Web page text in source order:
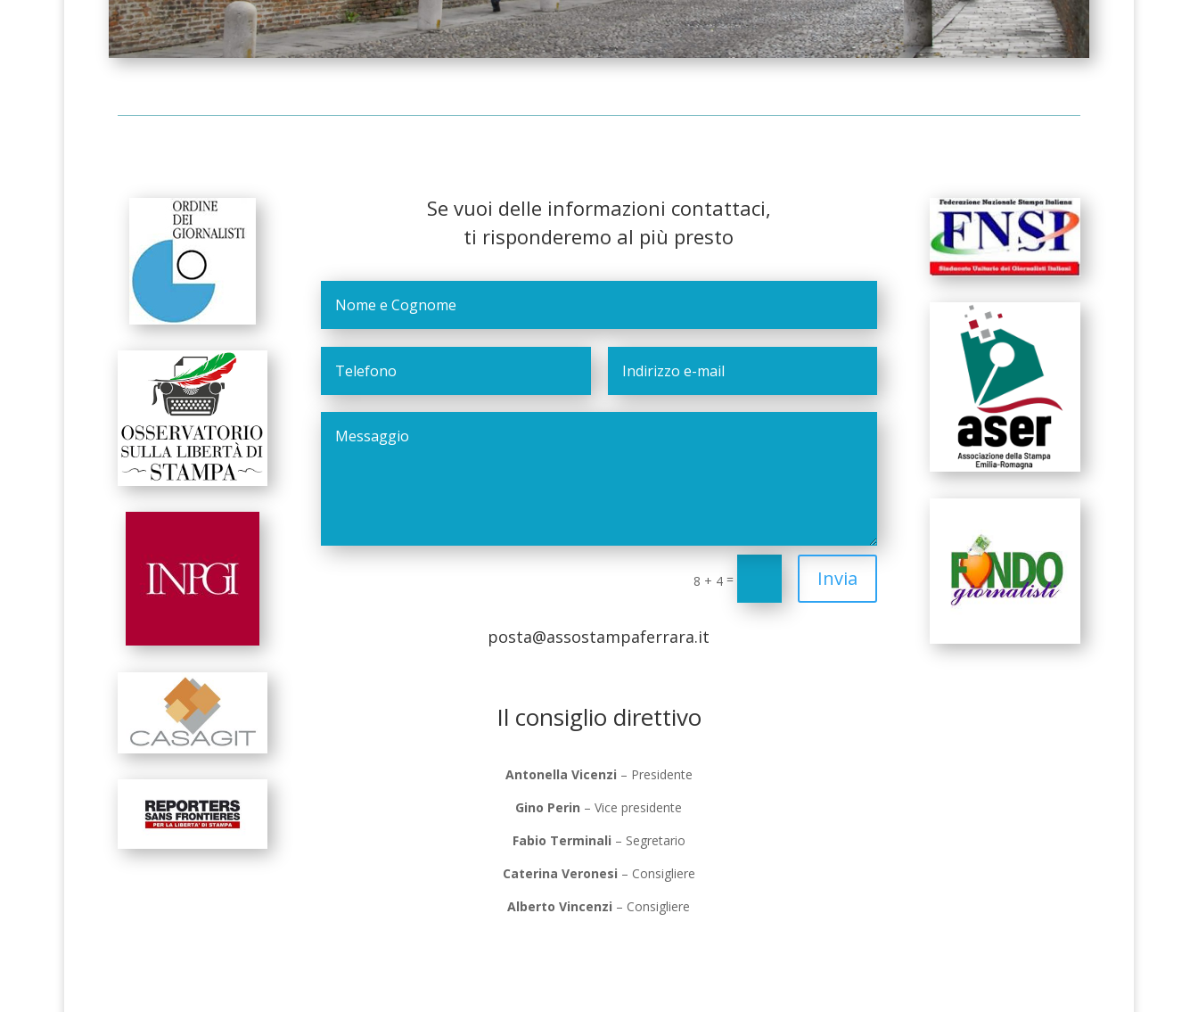
Se vuoi delle informazioni contattaci,
ti risponderemo al più presto
8 + 4 = Invia
posta@assostampaferrara.it
Il consiglio direttivo
Antonella Vicenzi – Presidente
Gino Perin – Vice presidente
Fabio Terminali – Segretario
Caterina Veronesi – Consigliere
Alberto Vincenzi – Consigliere